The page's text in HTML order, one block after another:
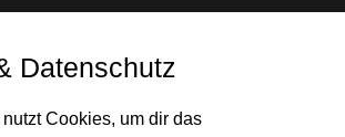
Datenschutz
Cookies, um dir das